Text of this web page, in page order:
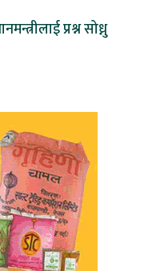
प्रश्न सोध्नु